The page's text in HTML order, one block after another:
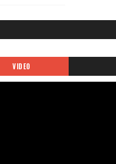
VIDEO